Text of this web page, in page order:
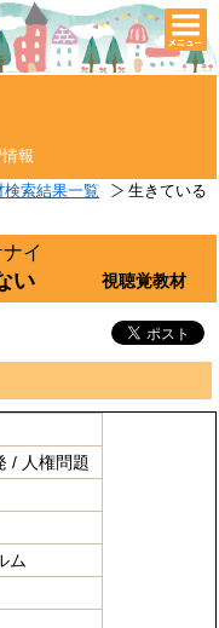
報
検索結果一覧
生きている
イ
い 視聴覚教材
/ 人権問題
ム